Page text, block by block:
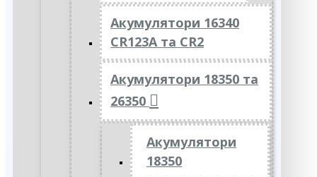
Акумулятори 16340
CR123A та CR2
Акумулятори 18350 та
26350
Акумулятори
18350